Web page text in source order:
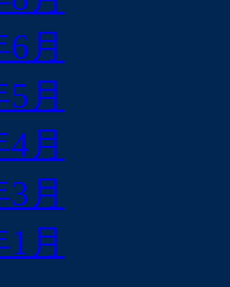
月
月
月
月
月